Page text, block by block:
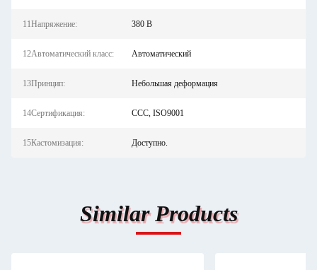
11Напряжение: 380 В
12Автоматический класс: Автоматический
13Принцип: Небольшая деформация
14Сертификация: CCC, ISO9001
15Кастомизация: Доступно.
Similar Products